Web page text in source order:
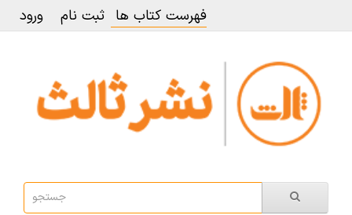
فهرست کتاب ها ثبت نام ورود